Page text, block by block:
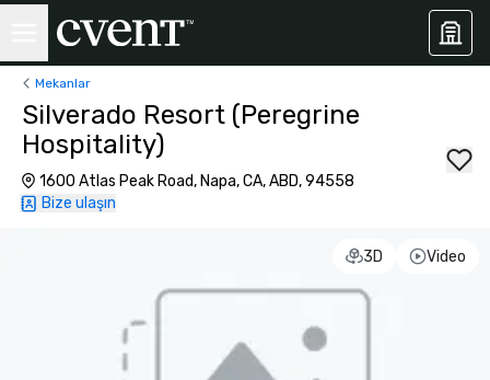
Mekanlar
Silverado Resort (Peregrine
Hospitality)
1600 Atlas Peak Road, Napa, CA, ABD, 94558
Bize ulaşın
3D Video